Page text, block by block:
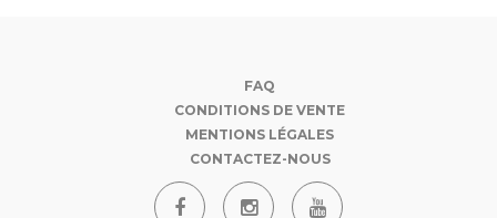
FAQ
CONDITIONS DE VENTE
MENTIONS LÉGALES
CONTACTEZ-NOUS